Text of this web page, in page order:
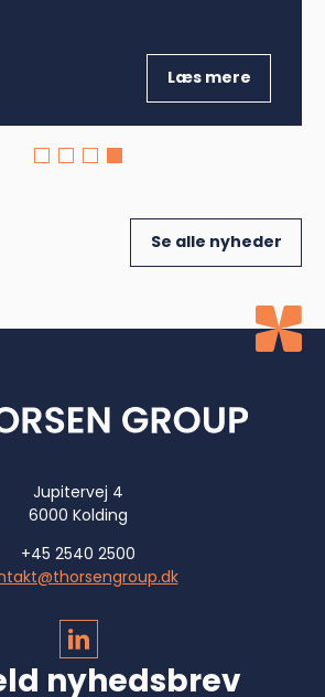
Læs mere
Se alle nyheder
Jupitervej 4
6000 Kolding
+45 2540 2500
nyhedsbrev